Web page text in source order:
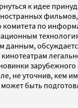
к идее
комитета по
данным,
не уточнив, кем
быть